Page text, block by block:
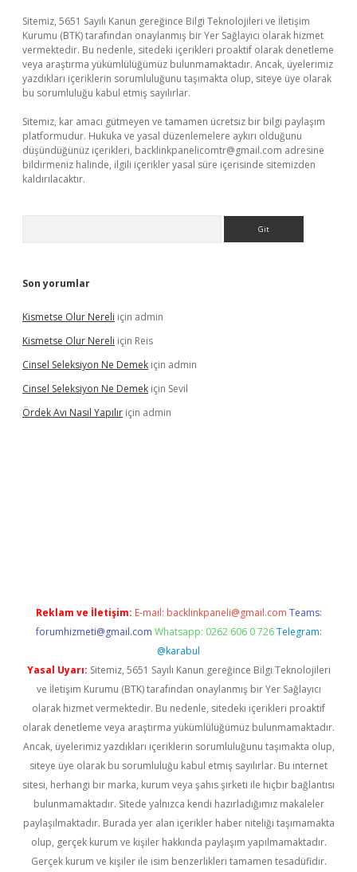
Sitemiz, 5651 Sayılı Kanun gereğince Bilgi Teknolojileri ve İletişim
Kurumu (BTK) tarafından onaylanmış bir Yer Sağlayıcı olarak hizmet
vermektedir. Bu nedenle, sitedeki içerikleri proaktif olarak denetleme
veya araştırma yükümlülüğümüz bulunmamaktadır. Ancak, üyelerimiz
yazdıkları içeriklerin sorumluluğunu taşımakta olup, siteye üye olarak
bu sorumluluğu kabul etmiş sayılırlar.
Sitemiz, kar amacı gütmeyen ve tamamen ücretsiz bir bilgi paylaşım
platformudur. Hukuka ve yasal düzenlemelere aykırı olduğunu
düşündüğünüz içerikleri, backlinkpanelicomtr@gmail.com adresine
bildirmeniz halinde, ilgili içerikler yasal süre içerisinde sitemizden
kaldırılacaktır.
Son yorumlar
Kismetse Olur Nereli için admin
Kismetse Olur Nereli için Reis
Cinsel Seleksiyon Ne Demek için admin
Cinsel Seleksiyon Ne Demek için Sevil
Ördek Avı Nasıl Yapılır için admin
Reklam ve İletişim: E-mail: backlinkpaneli@gmail.com Teams:
forumhizmeti@gmail.com Whatsapp: 0262 606 0 726 Telegram:
@karabul
Yasal Uyarı: Sitemiz, 5651 Sayılı Kanun gereğince Bilgi Teknolojileri
ve İletişim Kurumu (BTK) tarafından onaylanmış bir Yer Sağlayıcı
olarak hizmet vermektedir. Bu nedenle, sitedeki içerikleri proaktif
olarak denetleme veya araştırma yükümlülüğümüz bulunmamaktadır.
Ancak, üyelerimiz yazdıkları içeriklerin sorumluluğunu taşımakta olup,
siteye üye olarak bu sorumluluğu kabul etmiş sayılırlar. Bu internet
sitesi, herhangi bir marka, kurum veya şahıs şirketi ile hiçbir bağlantısı
bulunmamaktadır. Sitede yalnızca kendi hazırladığımız makaleler
paylaşılmaktadır. Burada yer alan içerikler haber niteliği taşımamakta
olup, gerçek kurum ve kişiler hakkında paylaşım yapılmamaktadır.
Gerçek kurum ve kişiler ile isim benzerlikleri tamamen tesadüfidir.